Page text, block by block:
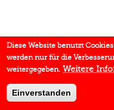
Diese Website benutzt
werden nur für die
weitergegeben. Weitere
Einverstanden